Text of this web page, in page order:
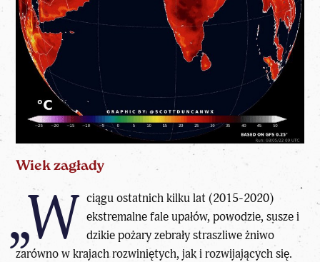
Wiek zagłady
„W ciągu ostatnich kilku lat (2015-2020)
ekstremalne fale upałów, powodzie, susze i
dzikie pożary zebrały straszliwe żniwo
zarówno w krajach rozwiniętych, jak i rozwijających się.